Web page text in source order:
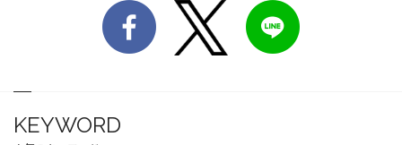
KEYWORD